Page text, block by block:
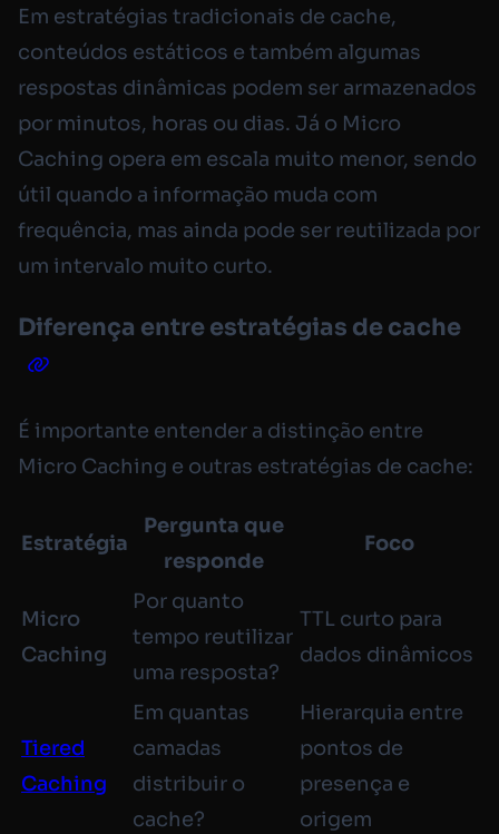
Em estratégias tradicionais de cache,
conteúdos estáticos e também algumas
respostas dinâmicas podem ser armazenados
por minutos, horas ou dias. Já o Micro
Caching opera em escala muito menor, sendo
útil quando a informação muda com
frequência, mas ainda pode ser reutilizada por
um intervalo muito curto.
Diferença entre estratégias de cache
É importante entender a distinção entre
Micro Caching e outras estratégias de cache:
Estratégia
Pergunta que
responde
Foco
Micro
Caching
Por quanto
tempo reutilizar
uma resposta?
TTL curto para
dados dinâmicos
Tiered
Caching
Em quantas
camadas
distribuir o
cache?
Hierarquia entre
pontos de
presença e
origem